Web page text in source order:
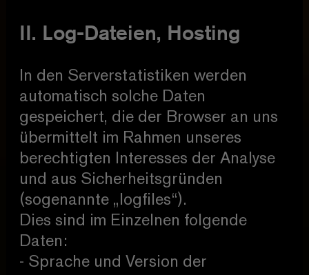
II. Log-Dateien, Hosting
In den Serverstatistiken werden
automatisch solche Daten
gespeichert, die der Browser an uns
übermittelt im Rahmen unseres
berechtigten Interesses der Analyse
und aus Sicherheitsgründen
(sogenannte „logfiles“).
Dies sind im Einzelnen folgende
Daten:
- Sprache und Version der